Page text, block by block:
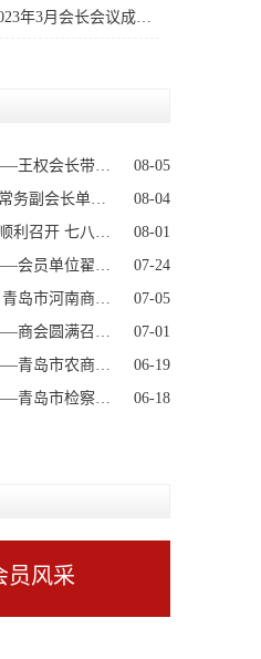
3月会长会议成功召开
08-05
际啤酒节人才主题论坛
08-04
乐直营店开业大吉
08-01
轮值会长交接会议
07-24
专场路演顺利举办
07-05
七月会长办公会议
07-01
月轮值会长交接会议
06-19
市河南商会开展党建共建交流
06-18
河南商会开展专题调研
员风采